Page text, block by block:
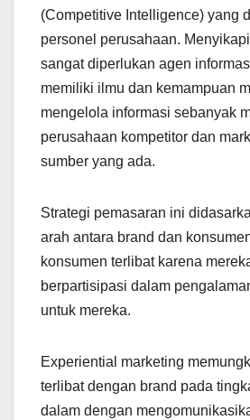
(Competitive Intelligence) yang
personel perusahaan.
sangat diperlukan agen
memiliki ilmu dan kemampuan
mengelola informasi sebanyak
perusahaan kompetitor dan
sumber yang ada.
Strategi pemasaran ini
arah antara brand dan
konsumen terlibat karena
berpartisipasi dalam
untuk mereka.
Experiential marketing
terlibat dengan brand pada
dalam dengan